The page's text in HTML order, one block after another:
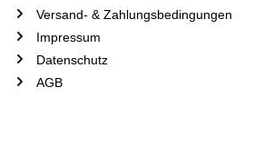
Versand- & Zahlungsbedingungen
Impressum
Datenschutz
AGB